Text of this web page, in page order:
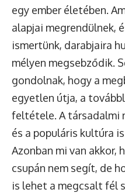
egy ember életében.
alapjai megrendülnek,
ismertünk, darabjaira
mélyen megsebződik.
gondolnak, hogy a
egyetlen útja, a
feltétele. A társadalmi
és a populáris kultúra
Azonban mi van akkor,
csupán nem segít, de
is lehet a megcsalt fél